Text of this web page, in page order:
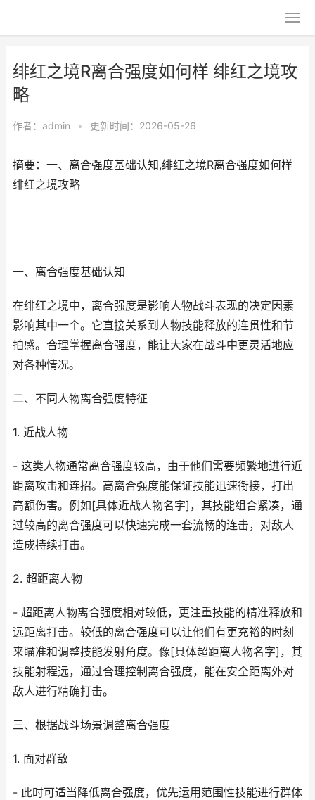
绯红之境R离合强度如何样 绯红之境攻
略
作者： admin • 更新时间：2026-05-26
摘要：一、离合强度基础认知,绯红之境R离合强度如何样
绯红之境攻略
一、离合强度基础认知
在绯红之境中，离合强度是影响人物战斗表现的决定因素
影响其中一个。它直接关系到人物技能释放的连贯性和节
拍感。合理掌握离合强度，能让大家在战斗中更灵活地应
对各种情况。
二、不同人物离合强度特征
1. 近战人物
- 这类人物通常离合强度较高，由于他们需要频繁地进行近
距离攻击和连招。高离合强度能保证技能迅速衔接，打出
高额伤害。例如[具体近战人物名字]，其技能组合紧凑，通
过较高的离合强度可以快速完成一套流畅的连击，对敌人
造成持续打击。
2. 超距离人物
- 超距离人物离合强度相对较低，更注重技能的精准释放和
远距离打击。较低的离合强度可以让他们有更充裕的时刻
来瞄准和调整技能发射角度。像[具体超距离人物名字]，其
技能射程远，通过合理控制离合强度，能在安全距离外对
敌人进行精确打击。
三、根据战斗场景调整离合强度
1. 面对群敌
- 此时可适当降低离合强度，优先运用范围性技能进行群体